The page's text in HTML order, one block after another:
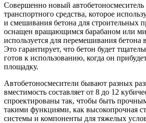
Совершенно новый
транспортного средства, которое
и смешивания бетона для строительных
оснащен вращающимся барабаном или
используется для перемешивания бетона
Это гарантирует, что бетон будет
готов к использованию, когда он
площадку.
Автобетоносмесители бывают разных
вместимость составляет от 8 до 12
спроектированы так, чтобы быть
такими функциями, как высокопрочная
системы и компоненты для тяжелых